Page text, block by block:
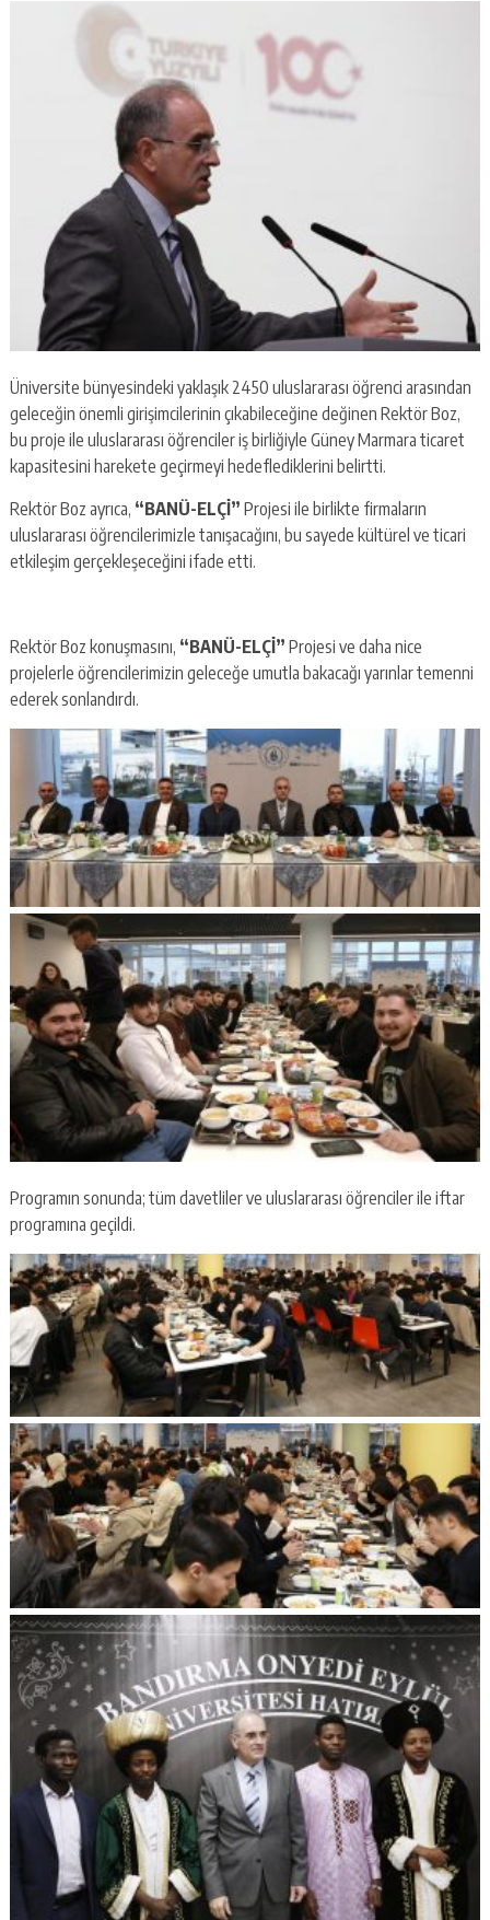
Üniversite bünyesindeki yaklaşık 2450 uluslararası öğrenci arasından
geleceğin önemli girişimcilerinin çıkabileceğine değinen Rektör Boz,
bu proje ile uluslararası öğrenciler iş birliğiyle Güney Marmara ticaret
kapasitesini harekete geçirmeyi hedeflediklerini belirtti.
Rektör Boz ayrıca, “BANÜ-ELÇİ” Projesi ile birlikte firmaların
uluslararası öğrencilerimizle tanışacağını, bu sayede kültürel ve ticari
etkileşim gerçekleşeceğini ifade etti.
Rektör Boz konuşmasını, “BANÜ-ELÇİ” Projesi ve daha nice
projelerle öğrencilerimizin geleceğe umutla bakacağı yarınlar temenni
ederek sonlandırdı.
Programın sonunda; tüm davetliler ve uluslararası öğrenciler ile iftar
programına geçildi.